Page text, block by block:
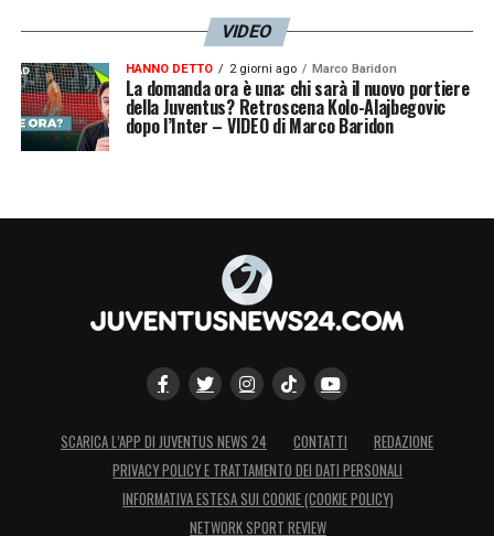
VIDEO
HANNO DETTO 2 giorni ago Marco Baridon
La domanda ora è una: chi sarà il nuovo portiere
della Juventus? Retroscena Kolo-Alajbegovic
dopo l’Inter – VIDEO di Marco Baridon
SCARICA L’APP DI JUVENTUS NEWS 24 CONTATTI
REDAZIONE
PRIVACY POLICY E TRATTAMENTO DEI DATI PERSONALI
INFORMATIVA ESTESA SUI COOKIE (COOKIE POLICY)
NETWORK SPORT REVIEW